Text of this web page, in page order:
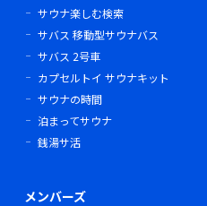
サウナ楽しむ検索
サバス 移動型サウナバス
サバス 2号車
カプセルトイ サウナキット
サウナの時間
泊まってサウナ
銭湯サ活
メンバーズ